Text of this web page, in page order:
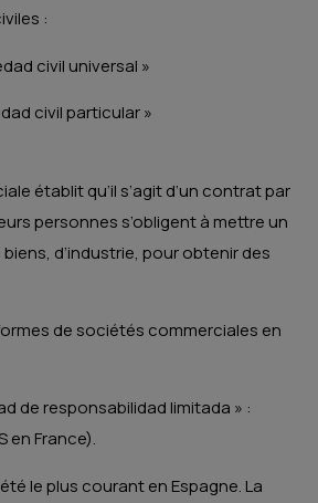
:
civil universal »
civil particular »
établit qu’il s’agit d’un contrat par
personnes s’obligent à mettre un
d’industrie, pour obtenir des
de sociétés commerciales en
de responsabilidad limitada » :
en France).
le plus courant en Espagne. La